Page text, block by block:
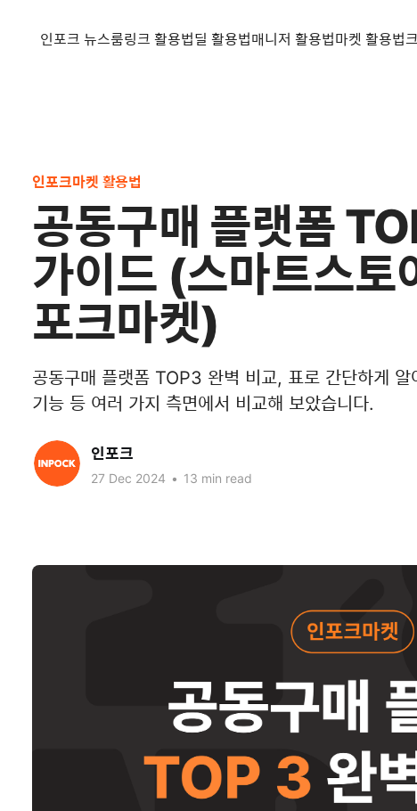
인포크 뉴스룸링크 활용법딜 활용법매니저 활용법마켓 활용법
인포크마켓 활용법
공동구매 플랫폼
가이드 (스마트스토
포크마켓)
공동구매 플랫폼 TOP3 완벽 비교, 표로 간단하게
기능 등 여러 가지 측면에서 비교해 보았습니다.
인포크
27 Dec 2024 • 13 min read